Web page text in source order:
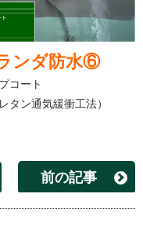
ンダ防水⑥
コート
レタン通気緩衝工法）
前の記事